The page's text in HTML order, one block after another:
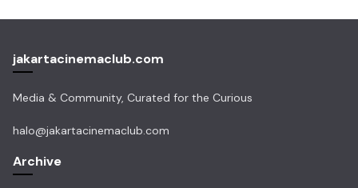
jakartacinemaclub.com
Media & Community, Curated for the Curious
halo@jakartacinemaclub.com
Archive